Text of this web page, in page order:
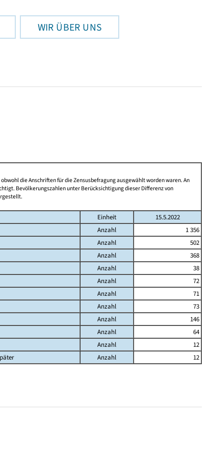
WIR ÜBER UNS
die Anschriften für die Zensusbefragung ausgewählt worden waren. An
Bevölkerungszahlen unter Berücksichtigung dieser Differenz von
Einheit
15.5.2022
Anzahl
1 356
Anzahl
502
Anzahl
368
Anzahl
38
Anzahl
72
Anzahl
71
Anzahl
73
Anzahl
146
Anzahl
64
Anzahl
12
Anzahl 12